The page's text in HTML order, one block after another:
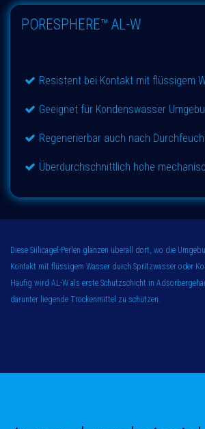
PORESPHERE™ AL-W
Resistent bei Kontakt mit flüssigem
Geeignet für Kondenswasser
Regenerierbar auch nach
Überdurchschnittlich hohe
Diese Siilicagel-Perlen glänzen überall dort, wo die
Kontakt mit flüssigem Wasser durch Spritzwasser oder
Häufig wird AL-W als erste Schutzschicht in
darunter liegende Trockenmittel zu schützen.